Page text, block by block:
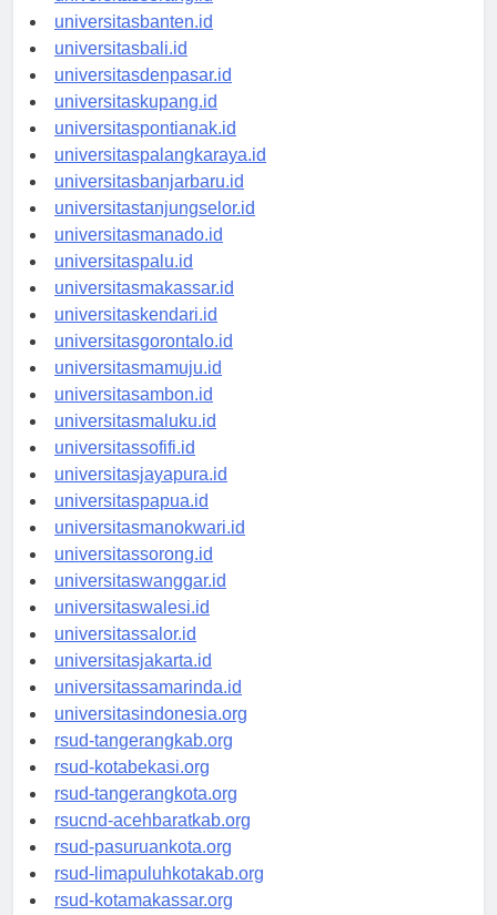
universitasserang.id
universitasbanten.id
universitasbali.id
universitasdenpasar.id
universitaskupang.id
universitaspontianak.id
universitaspalangkaraya.id
universitasbanjarbaru.id
universitastanjungselor.id
universitasmanado.id
universitaspalu.id
universitasmakassar.id
universitaskendari.id
universitasgorontalo.id
universitasmamuju.id
universitasambon.id
universitasmaluku.id
universitassofifi.id
universitasjayapura.id
universitaspapua.id
universitasmanokwari.id
universitassorong.id
universitaswanggar.id
universitaswalesi.id
universitassalor.id
universitasjakarta.id
universitassamarinda.id
universitasindonesia.org
rsud-tangerangkab.org
rsud-kotabekasi.org
rsud-tangerangkota.org
rsucnd-acehbaratkab.org
rsud-pasuruankota.org
rsud-limapuluhkotakab.org